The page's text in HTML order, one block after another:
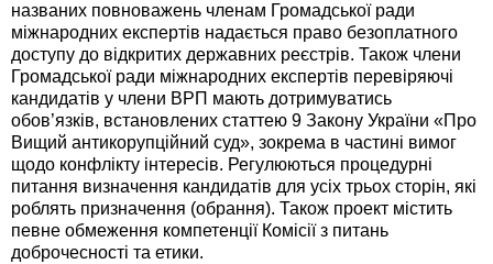
названих повноважень членам Громадської ради
міжнародних експертів надається право безоплатного
доступу до відкритих державних реєстрів. Також члени
Громадської ради міжнародних експертів перевіряючі
кандидатів у члени ВРП мають дотримуватись
обов’язків, встановлених статтею 9 Закону України «Про
Вищий антикорупційний суд», зокрема в частині вимог
щодо конфлікту інтересів. Регулюються процедурні
питання визначення кандидатів для усіх трьох сторін, які
роблять призначення (обрання). Також проект містить
певне обмеження компетенції Комісії з питань
доброчесності та етики.